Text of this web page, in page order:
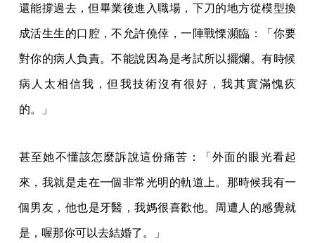
還能撐過去，但畢業後進入職場，下刀的地方從模型換
成活生生的口腔，不允許僥倖，一陣戰慄瀕臨：「你要
對你的病人負責。不能說因為是考試所以擺爛。有時候
病人太相信我，但我技術沒有很好，我其實滿愧疚
的。」
甚至她不懂該怎麼訴說這份痛苦：「外面的眼光看起
來，我就是走在一個非常光明的軌道上。那時候我有一
個男友，他也是牙醫，我媽很喜歡他。周遭人的感覺就
是，喔那你可以去結婚了。」